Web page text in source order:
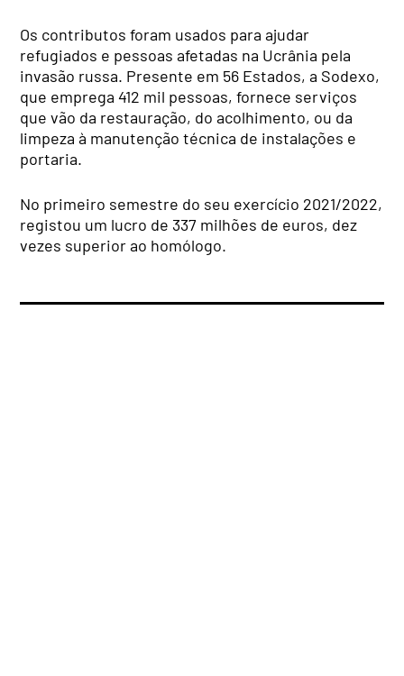
Os contributos foram usados para ajudar
refugiados e pessoas afetadas na Ucrânia pela
invasão russa. Presente em 56 Estados, a Sodexo,
que emprega 412 mil pessoas, fornece serviços
que vão da restauração, do acolhimento, ou da
limpeza à manutenção técnica de instalações e
portaria.
No primeiro semestre do seu exercício 2021/2022,
registou um lucro de 337 milhões de euros, dez
vezes superior ao homólogo.